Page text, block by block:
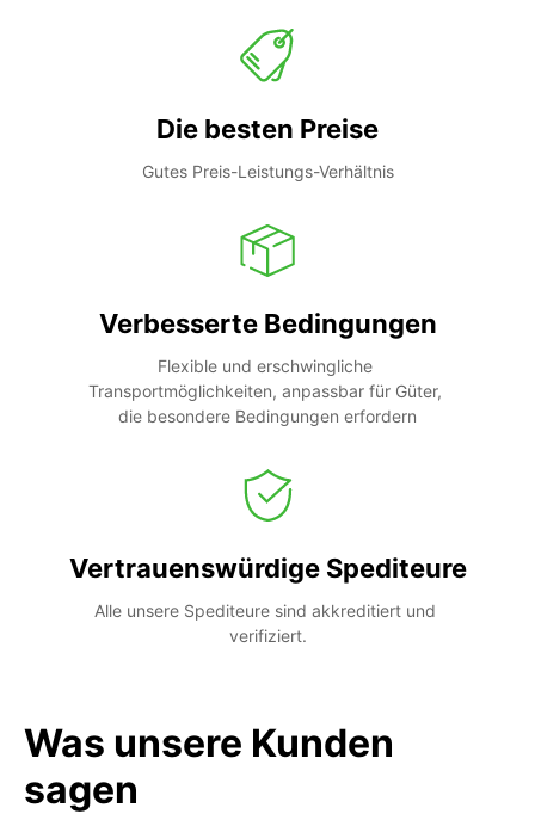
Die besten Preise
Gutes Preis-Leistungs-Verhältnis
Verbesserte Bedingungen
Flexible und erschwingliche
Transportmöglichkeiten, anpassbar für Güter,
die besondere Bedingungen erfordern
Vertrauenswürdige Spediteure
Alle unsere Spediteure sind akkreditiert und
verifiziert.
Was unsere Kunden
sagen